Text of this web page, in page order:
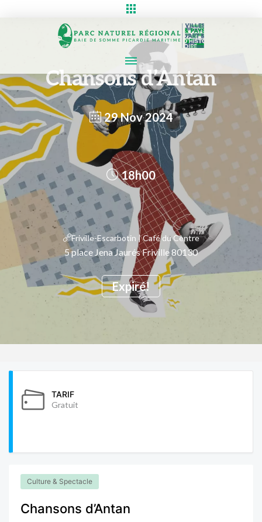
Chansons d’Antan
29 Nov 2024
Expiré!
18h00
Friville-Escarbotin | Café du Centre
5 place Jena Jaurés Friville 80130
TARIF
Gratuit
Culture & Spectacle
Chansons d’Antan